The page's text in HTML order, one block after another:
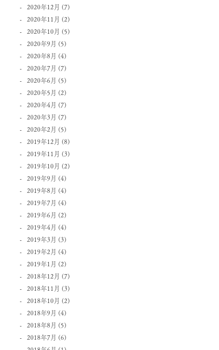
2020年12月 (7)
2020年11月 (2)
2020年10月 (5)
2020年9月 (5)
2020年8月 (4)
2020年7月 (7)
2020年6月 (5)
2020年5月 (2)
2020年4月 (7)
2020年3月 (7)
2020年2月 (5)
2019年12月 (8)
2019年11月 (3)
2019年10月 (2)
2019年9月 (4)
2019年8月 (4)
2019年7月 (4)
2019年6月 (2)
2019年4月 (4)
2019年3月 (3)
2019年2月 (4)
2019年1月 (2)
2018年12月 (7)
2018年11月 (3)
2018年10月 (2)
2018年9月 (4)
2018年8月 (5)
2018年7月 (6)